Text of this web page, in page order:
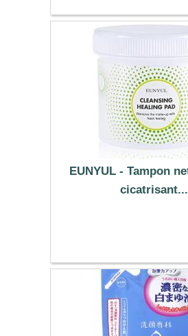
EUNYUL - Tampon
cicatrisant...